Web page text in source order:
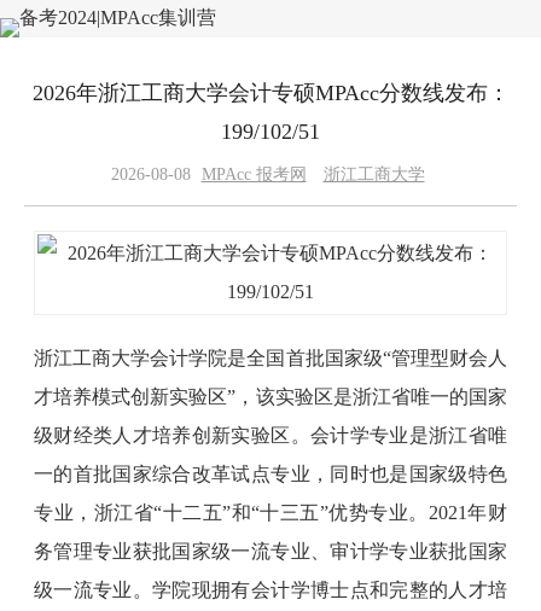
2026年浙江工商大学会计专硕MPAcc分数线发布：
199/102/51
2026-08-08 MPAcc 报考网 浙江工商大学
浙江工商大学会计学院是全国首批国家级“管理型财会人
才培养模式创新实验区”，该实验区是浙江省唯一的国家
级财经类人才培养创新实验区。会计学专业是浙江省唯
一的首批国家综合改革试点专业，同时也是国家级特色
专业，浙江省“十二五”和“十三五”优势专业。2021年财
务管理专业获批国家级一流专业、审计学专业获批国家
级一流专业。学院现拥有会计学博士点和完整的人才培